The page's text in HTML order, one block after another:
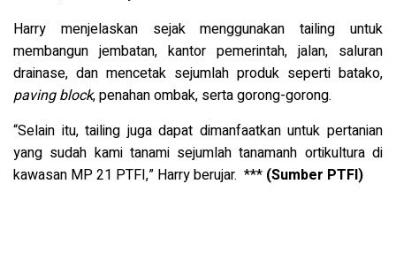
Harry menjelaskan sejak menggunakan tailing untuk
membangun jembatan, kantor pemerintah, jalan, saluran
drainase, dan mencetak sejumlah produk seperti batako,
paving block, penahan ombak, serta gorong-gorong.
“Selain itu, tailing juga dapat dimanfaatkan untuk pertanian
yang sudah kami tanami sejumlah tanamanh ortikultura di
kawasan MP 21 PTFI,” Harry berujar. *** (Sumber PTFI)